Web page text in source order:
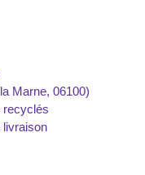
Marne, 06100)
recyclés
livraison